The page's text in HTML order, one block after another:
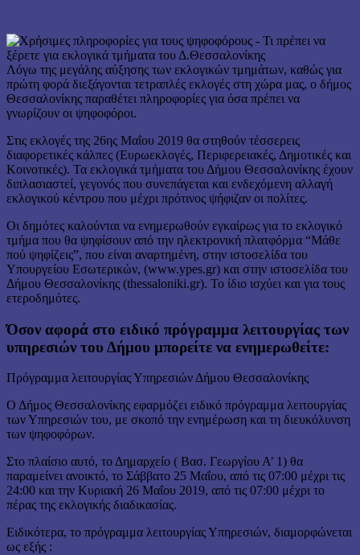
Λόγω της μεγάλης αύξησης των εκλογικών τμημάτων, καθώς για
πρώτη φορά διεξάγονται τετραπλές εκλογές στη χώρα μας, ο δήμος
Θεσσαλονίκης παραθέτει πληροφορίες για όσα πρέπει να
γνωρίζουν οι ψηφοφόροι.
Στις εκλογές της 26ης Μαΐου 2019 θα στηθούν τέσσερεις
διαφορετικές κάλπες (Ευρωεκλογές, Περιφερειακές, Δημοτικές και
Κοινοτικές). Τα εκλογικά τμήματα του Δήμου Θεσσαλονίκης έχουν
διπλασιαστεί, γεγονός που συνεπάγεται και ενδεχόμενη αλλαγή
εκλογικού κέντρου που μέχρι πρότινος ψήφιζαν οι πολίτες.
Οι δημότες καλούνται να ενημερωθούν εγκαίρως για το εκλογικό
τμήμα που θα ψηφίσουν από την ηλεκτρονική πλατφόρμα “Μάθε
πού ψηφίζεις”, που είναι αναρτημένη, στην ιστοσελίδα του
Υπουργείου Εσωτερικών, (www.ypes.gr) και στην ιστοσελίδα του
Δήμου Θεσσαλονίκης (thessaloniki.gr). Το ίδιο ισχύει και για τους
ετεροδημότες.
Όσον αφορά στο ειδικό πρόγραμμα λειτουργίας των
υπηρεσιών του Δήμου μπορείτε να ενημερωθείτε:
Πρόγραμμα λειτουργίας Υπηρεσιών Δήμου Θεσσαλονίκης
Ο Δήμος Θεσσαλονίκης εφαρμόζει ειδικό πρόγραμμα λειτουργίας
των Υπηρεσιών του, με σκοπό την ενημέρωση και τη διευκόλυνση
των ψηφοφόρων.
Στο πλαίσιο αυτό, το Δημαρχείο ( Βασ. Γεωργίου Α’ 1) θα
παραμείνει ανοικτό, το Σάββατο 25 Μαΐου, από τις 07:00 μέχρι τις
24:00 και την Κυριακή 26 Μαΐου 2019, από τις 07:00 μέχρι το
πέρας της εκλογικής διαδικασίας.
Ειδικότερα, το πρόγραμμα λειτουργίας Υπηρεσιών, διαμορφώνεται
ως εξής :